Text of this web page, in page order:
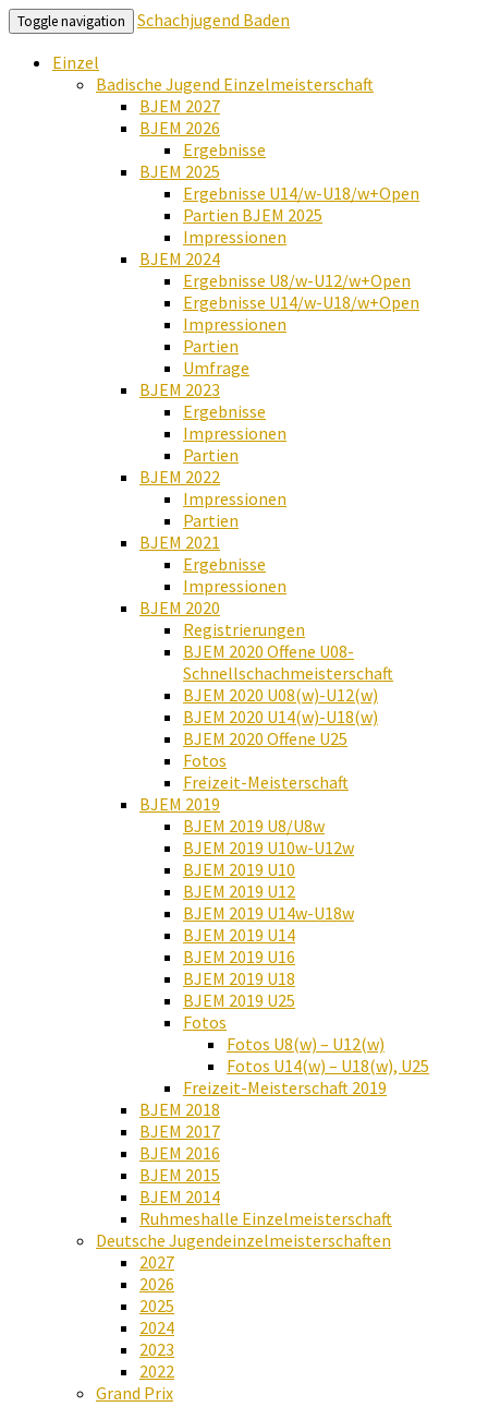
Toggle navigation
Schachjugend Baden
Einzel
Badische Jugend Einzelmeisterschaft
BJEM 2027
BJEM 2026
Ergebnisse
BJEM 2025
Ergebnisse U14/w-U18/w+Open
Partien BJEM 2025
Impressionen
BJEM 2024
Ergebnisse U8/w-U12/w+Open
Ergebnisse U14/w-U18/w+Open
Impressionen
Partien
Umfrage
BJEM 2023
Ergebnisse
Impressionen
Partien
BJEM 2022
Impressionen
Partien
BJEM 2021
Ergebnisse
Impressionen
BJEM 2020
Registrierungen
BJEM 2020 Offene U08-
Schnellschachmeisterschaft
BJEM 2020 U08(w)-U12(w)
BJEM 2020 U14(w)-U18(w)
BJEM 2020 Offene U25
Fotos
Freizeit-Meisterschaft
BJEM 2019
BJEM 2019 U8/U8w
BJEM 2019 U10w-U12w
BJEM 2019 U10
BJEM 2019 U12
BJEM 2019 U14w-U18w
BJEM 2019 U14
BJEM 2019 U16
BJEM 2019 U18
BJEM 2019 U25
Fotos
Fotos U8(w) – U12(w)
Fotos U14(w) – U18(w), U25
Freizeit-Meisterschaft 2019
BJEM 2018
BJEM 2017
BJEM 2016
BJEM 2015
BJEM 2014
Ruhmeshalle Einzelmeisterschaft
Deutsche Jugendeinzelmeisterschaften
2027
2026
2025
2024
2023
2022
Grand Prix